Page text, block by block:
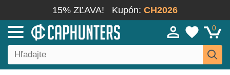
15% ZĽAVA! Kupón: CH2026
0